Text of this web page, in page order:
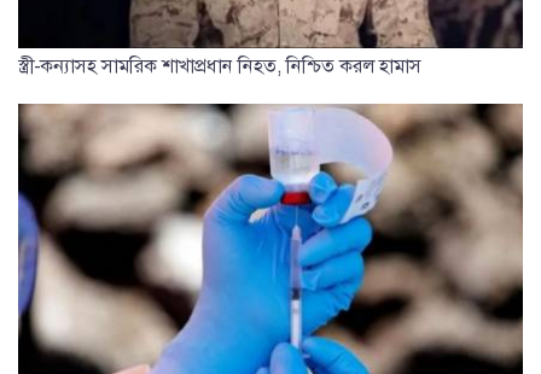
স্ত্রী-কন্যাসহ সামরিক শাখাপ্রধান নিহত, নিশ্চিত করল হামাস